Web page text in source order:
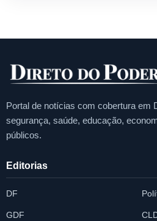
Portal de notícias com cobertura em
segurança, saúde, educação,
públicos.
Editorias
DF
GDF